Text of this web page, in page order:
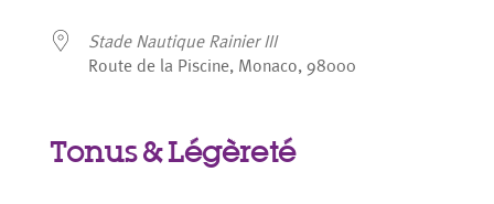
Stade Nautique Rainier III
Route de la Piscine, Monaco, 98000
Tonus & Légèreté